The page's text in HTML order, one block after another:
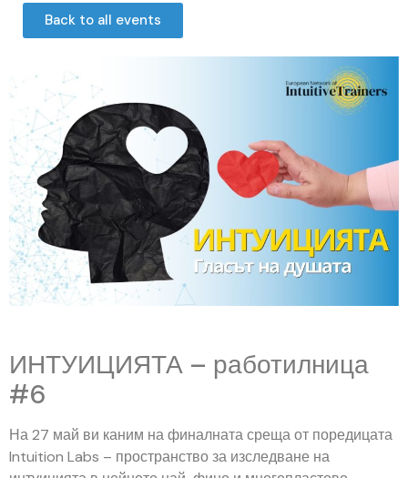
Back to all events
ИНТУИЦИЯТА – работилница
#6
На 27 май ви каним на финалната среща от поредицата
Intuition Labs – пространство за изследване на